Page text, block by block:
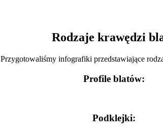
Rodzaje krawędzi
Przygotowaliśmy infografiki przedstawiające
Profile blatów:
Podklejki: